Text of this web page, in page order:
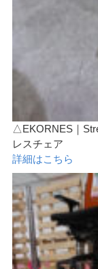
△EKORNES｜
レスチェア
詳細はこちら